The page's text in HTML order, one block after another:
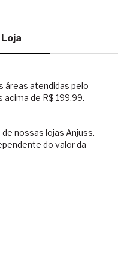
áreas atendidas pelo
de R$ 199,99.
nossas lojas Anjuss.
do valor da